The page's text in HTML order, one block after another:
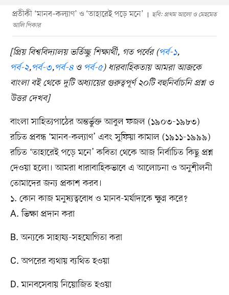
প্রতীকী ‘মানব–কল্যাণ’ ও ‘তাহারেই পড়ে মনে’
ছবি: প্রথম আলো ও মেহমেত
আলি পিকার
[প্রিয় বিশ্ববিদ্যালয় ভর্তিচ্ছু শিক্ষার্থী, গত পর্বের (পর্ব-১,
পর্ব-২,পর্ব-৩,পর্ব-৪ও পর্ব-৫) ধারবাহিকতায় আমরা আজকে
বাংলা বই থেকে দুটি অধ্যায়ের গুরুত্বপূর্ণ ২০টি বহুনির্বাচনি প্রশ্ন ও
উত্তর দেখব]
বাংলা সাহিত্যপাঠের অন্তর্ভুক্ত আবুল ফজল (১৯০৩-১৯৮৩)
রচিত প্রবন্ধ ‘মানব-কল্যাণ’ এবং সুফিয়া কামাল (১৯১১-১৯৯৯)
রচিত ‘তাহারেই পড়ে মনে’ কবিতা থেকে আজ নির্বাচিত কিছু প্রশ্ন
দেওয়া হলো। আমরা ধারাবাহিকভাবে এ আলোচনা ও অনুশীলনী
তোমাদের জন্য প্রকাশ করব।
১. কোন কাজ মনুষ্যত্ববোধ ও মানব-মর্যাদাকে ক্ষুণ্ন করে?
A. ভিক্ষা প্রদান করা
B. অন্যকে সাহায্য-সহযোগিতা করা
C. অপরের ব্যথায় ব্যথিত হওয়া
D. মানবসেবায় নিয়োজিত হওয়া